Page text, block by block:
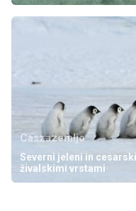
Caszazemljo
Severni jeleni in
živalskimi vrstami